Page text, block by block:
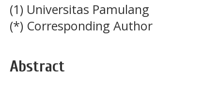
(1) Universitas Pamulang
(*) Corresponding Author
Abstract